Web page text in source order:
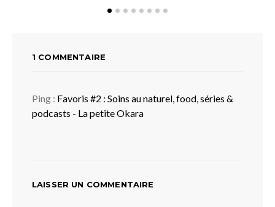
1 COMMENTAIRE
Ping : Favoris #2 : Soins au naturel, food, séries &
podcasts - La petite Okara
LAISSER UN COMMENTAIRE